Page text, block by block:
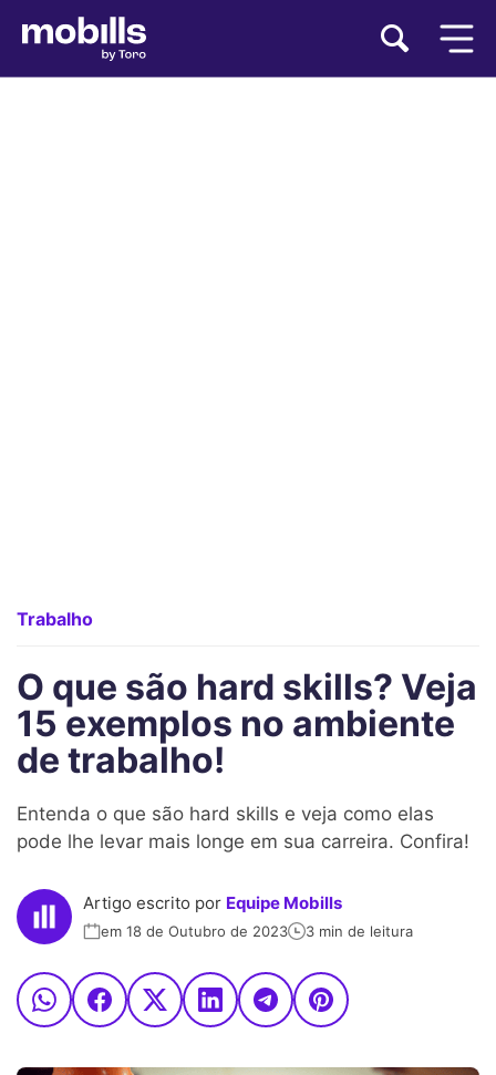
Trabalho
O que são hard skills? Veja
15 exemplos no ambiente
de trabalho!
Entenda o que são hard skills e veja como elas
pode lhe levar mais longe em sua carreira. Confira!
Artigo escrito por Equipe Mobills
em 18 de Outubro de 2023 3 min de leitura